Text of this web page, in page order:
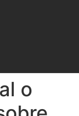
o